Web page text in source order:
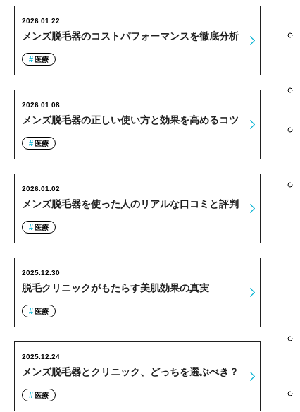
メンズ脱毛器のコストパフォーマンスを徹底分析
2026.01.22
医療
メンズ脱毛器の正しい使い方と効果を高めるコツ
2026.01.08
医療
メンズ脱毛器を使った人のリアルな口コミと評判
2026.01.02
医療
脱毛クリニックがもたらす美肌効果の真実
2025.12.30
医療
メンズ脱毛器とクリニック、どっちを選ぶべき？
2025.12.24
医療